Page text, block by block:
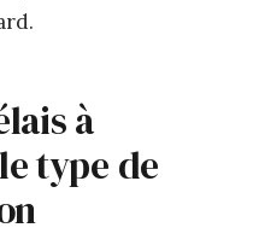
à
type de